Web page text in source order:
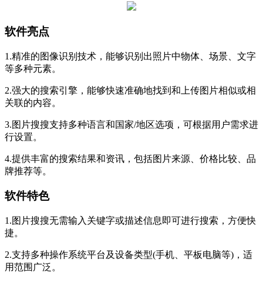
软件亮点
1.精准的图像识别技术，能够识别出照片中物体、场景、文字
等多种元素。
2.强大的搜索引擎，能够快速准确地找到和上传图片相似或相
关联的内容。
3.图片搜搜支持多种语言和国家/地区选项，可根据用户需求进
行设置。
4.提供丰富的搜索结果和资讯，包括图片来源、价格比较、品
牌推荐等。
软件特色
1.图片搜搜无需输入关键字或描述信息即可进行搜索，方便快
捷。
2.支持多种操作系统平台及设备类型(手机、平板电脑等)，适
用范围广泛。